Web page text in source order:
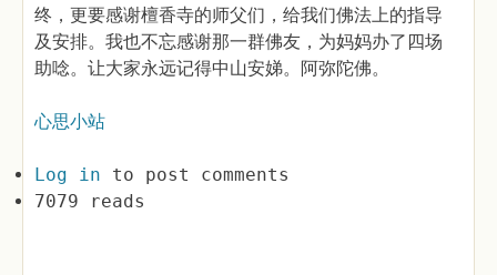
终，更要感谢檀香寺的师父们，给我们佛法上的指导
及安排。我也不忘感谢那一群佛友，为妈妈办了四场
助唸。让大家永远记得中山安娣。阿弥陀佛。
心思小站
Log in to post comments
7079 reads